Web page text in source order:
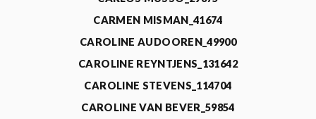
CARMEN MISMAN_41674
CAROLINE AUDOOREN_49900
CAROLINE REYNTJENS_131642
CAROLINE STEVENS_114704
CAROLINE VAN BEVER_59854